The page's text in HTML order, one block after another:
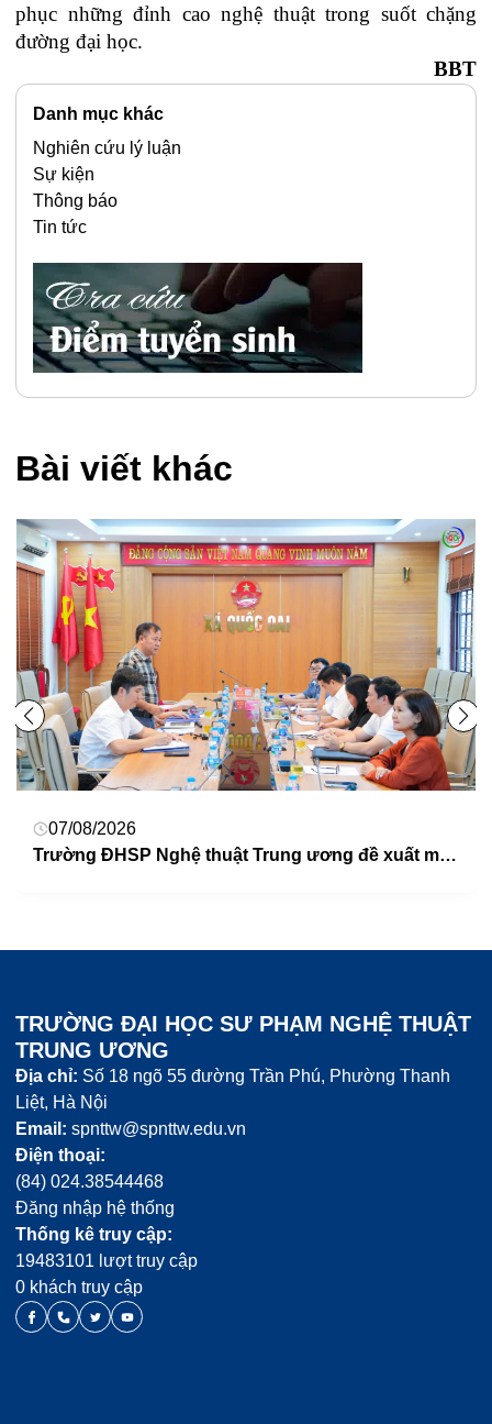
phục những đỉnh cao nghệ thuật trong suốt chặng
đường đại học.
BBT
Danh mục khác
Nghiên cứu lý luận
Sự kiện
Thông báo
Tin tức
Bài viết khác
29/07/2026
TRƯỜNG ĐẠI HỌC SƯ PHẠM NGHỆ THUẬT
TRUNG ƯƠNG
Địa chỉ: Số 18 ngõ 55 đường Trần Phú, Phường Thanh
Liệt, Hà Nội
Email: spnttw@spnttw.edu.vn
Điện thoại:
(84) 024.38544468
Đăng nhập hệ thống
Thống kê truy cập:
19483101 lượt truy cập
0 khách truy cập